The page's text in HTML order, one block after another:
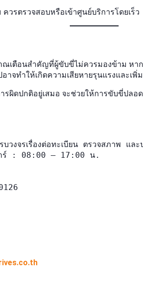
วรตรวจสอบหรือเข้าศูนย์บริการโดยเร็ว
เตือนสำคัญที่ผู้ขับขี่ไม่ควรมองข้าม หา
าจทำให้เกิดความเสียหายรุนแรงและเพิ่
รผิดปกติอยู่เสมอ จะช่วยให้การขับขี่ปล
งจรเรื่องต่อทะเบียน ตรวจสภาพ และ